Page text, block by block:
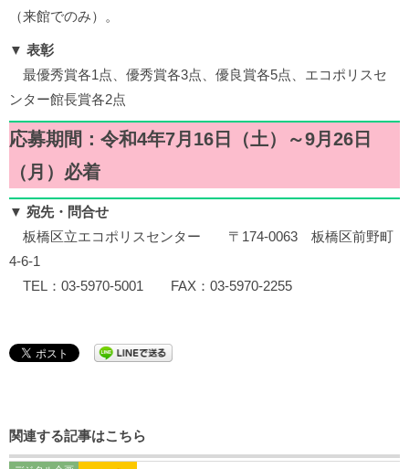
（来館でのみ）。
▼ 表彰
最優秀賞各1点、優秀賞各3点、優良賞各5点、エコポリスセ
ンター館長賞各2点
応募期間：令和4年7月16日（土）～9月26日
（月）必着
▼ 宛先・問合せ
板橋区立エコポリスセンター 〒174-0063 板橋区前野町
4-6-1
TEL：03-5970-5001 FAX：03-5970-2255
関連する記事はこちら